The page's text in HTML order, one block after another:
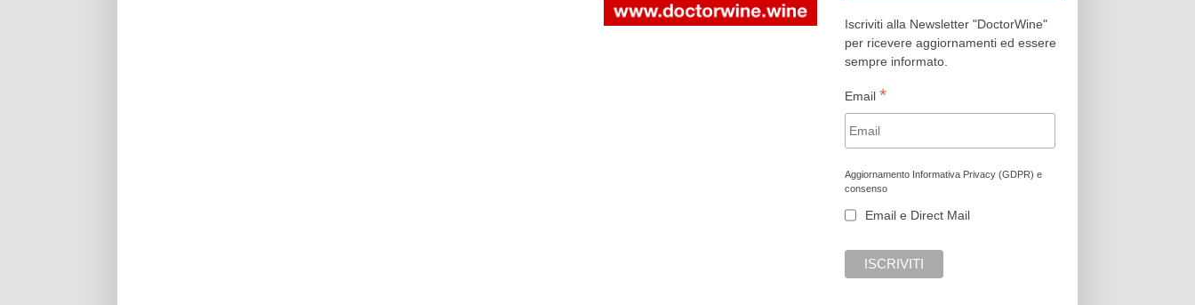
Iscriviti alla Newsletter "DoctorWine"
per ricevere aggiornamenti ed essere
sempre informato.
Email *
Aggiornamento Informativa Privacy (GDPR) e
consenso
Email e Direct Mail